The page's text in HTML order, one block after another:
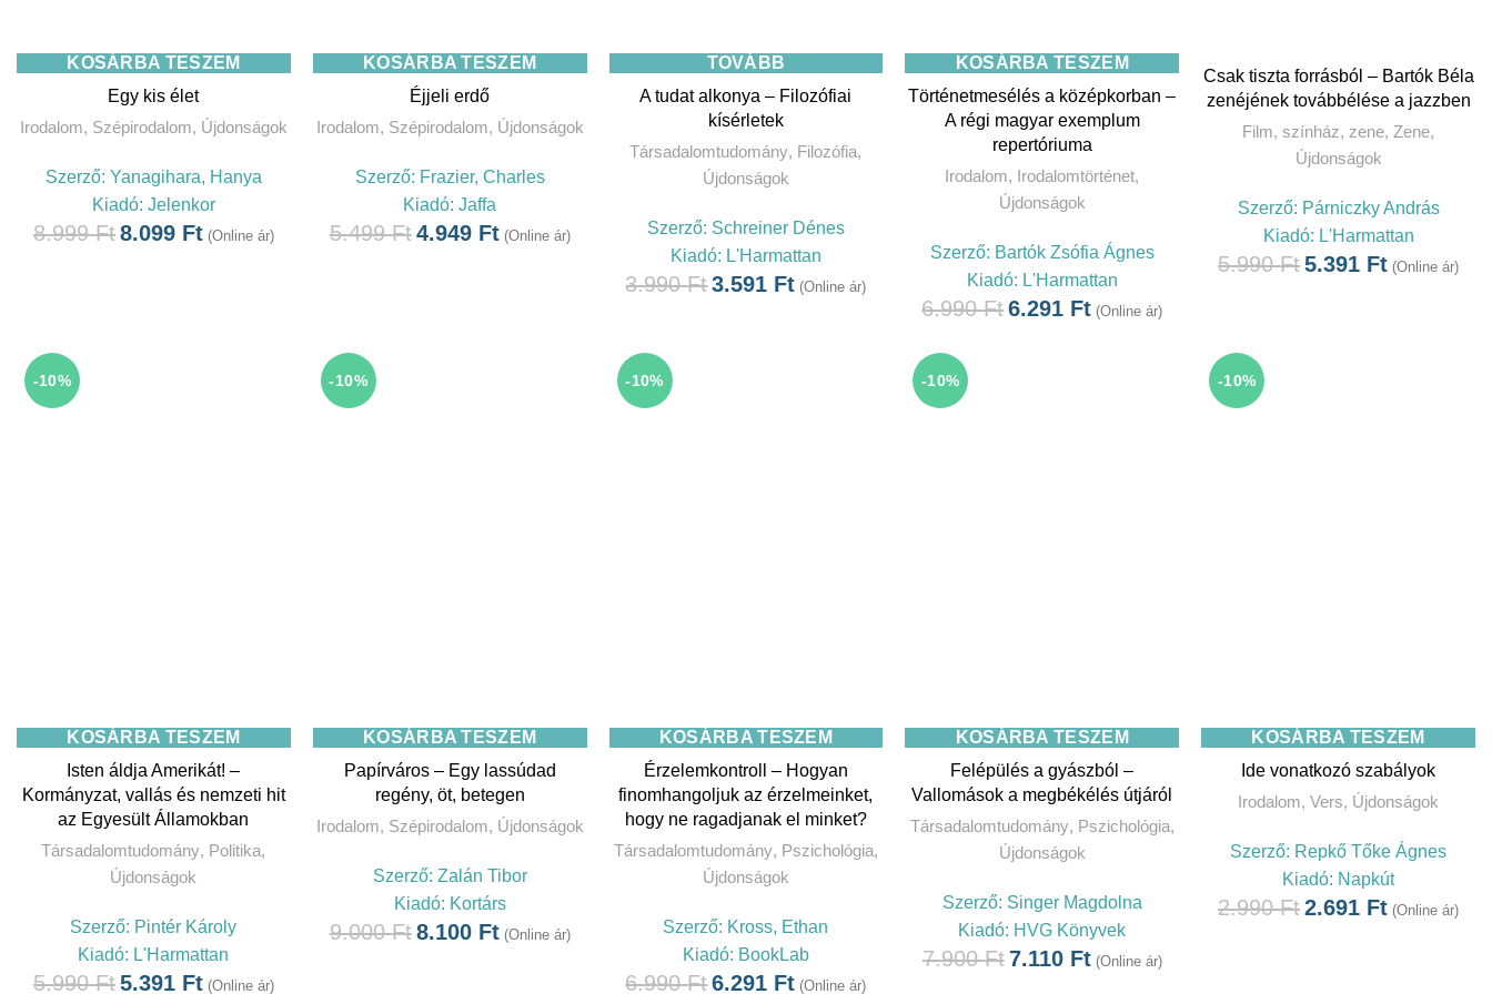
KOSÁRBA TESZEM
Egy kis élet
Irodalom, Szépirodalom, Újdonságok
Szerző: Yanagihara, Hanya
Kiadó: Jelenkor
8.999Ft8.099 Ft (Online ár)
KOSÁRBA TESZEM
Éjjeli erdő
Irodalom, Szépirodalom, Újdonságok
Szerző: Frazier, Charles
Kiadó:Jaffa
5.499Ft4.949 Ft (Online ár)
TOVÁBB
A tudat alkonya – Filozófiai
kísérletek
Társadalomtudomány, Filozófia,
Újdonságok
Szerző: Schreiner Dénes
Kiadó: L'Harmattan
3.990Ft3.591 Ft (Online ár)
KOSÁRBA TESZEM
Történetmesélés a középkorban –
A régi magyar exemplum
repertóriuma
Irodalom, Irodalomtörténet,
Újdonságok
Szerző: Bartók Zsófia Ágnes
Kiadó: L'Harmattan
6.990Ft6.291 Ft (Online ár)
Csak tiszta forrásból – Bartók Béla
zenéjének továbbélése a jazzben
Film, színház, zene, Zene,
Újdonságok
Szerző: Párniczky András
Kiadó: L'Harmattan
5.990Ft5.391 Ft (Online ár)
-10%
KOSÁRBA TESZEM
Isten áldja Amerikát! –
Kormányzat, vallás és nemzeti hit
az Egyesült Államokban
Társadalomtudomány, Politika,
Újdonságok
Szerző: Pintér Károly
Kiadó: L'Harmattan
5.990Ft5.391 Ft (Online ár)
-10%
KOSÁRBA TESZEM
Papírváros – Egy lassúdad
regény, öt, betegen
Irodalom, Szépirodalom, Újdonságok
Szerző: Zalán Tibor
Kiadó: Kortárs
9.000Ft8.100 Ft (Online ár)
-10%
KOSÁRBA TESZEM
Érzelemkontroll – Hogyan
finomhangoljuk az érzelmeinket,
hogy ne ragadjanak el minket?
Társadalomtudomány, Pszichológia,
Újdonságok
Szerző: Kross, Ethan
Kiadó: BookLab
6.990Ft6.291 Ft (Online ár)
-10%
KOSÁRBA TESZEM
Felépülés a gyászból –
Vallomások a megbékélés útjáról
Társadalomtudomány, Pszichológia,
Újdonságok
Szerző: Singer Magdolna
Kiadó: HVG Könyvek
7.900Ft7.110 Ft (Online ár)
-10%
KOSÁRBA TESZEM
Ide vonatkozó szabályok
Irodalom,Vers, Újdonságok
Szerző: Repkő Tőke Ágnes
Kiadó: Napkút
2.990Ft2.691 Ft (Online ár)